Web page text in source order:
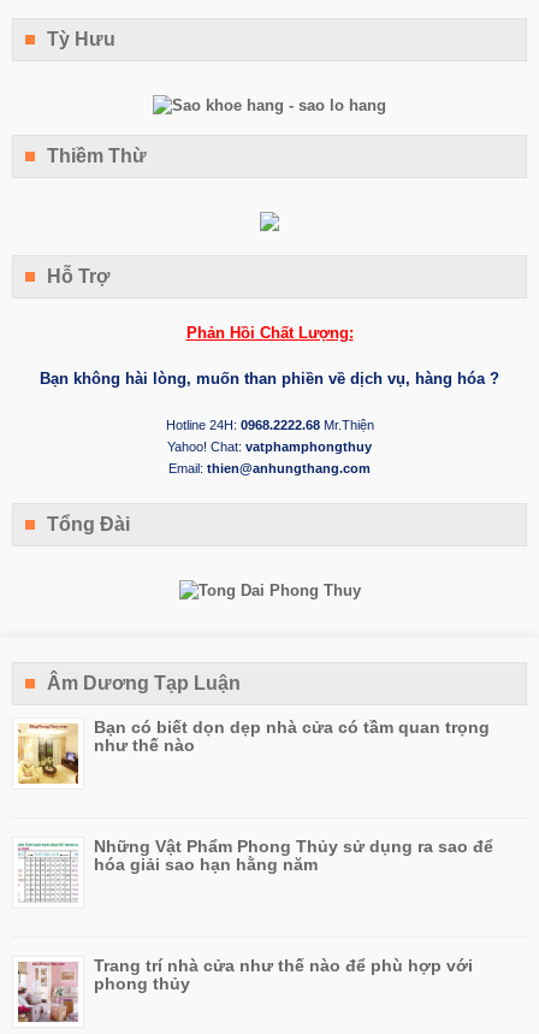
Tỳ Hưu
Thiềm Thừ
Hỗ Trợ
Phản Hồi Chất Lượng:
Bạn không hài lòng, muốn than phiền về dịch vụ, hàng hóa ?
Hotline 24H: 0968.2222.68Mr.Thiện
Yahoo! Chat: vatphamphongthuy
Email: thien@anhungthang.com
Tổng Đài
Âm Dương Tạp Luận
Bạn có biết dọn dẹp nhà cửa có tầm quan trọng
như thế nào
Những Vật Phẩm Phong Thủy sử dụng ra sao để
hóa giải sao hạn hằng năm
Trang trí nhà cửa như thế nào để phù hợp với
phong thủy